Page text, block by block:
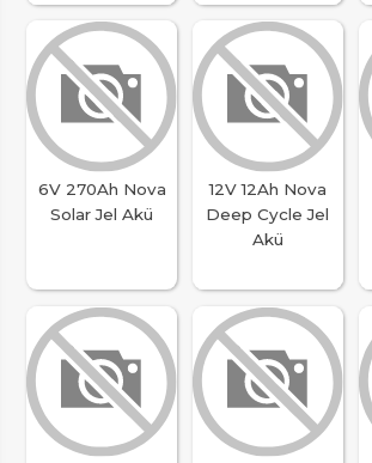
6V 270Ah Nova
Solar Jel Akü
12V 12Ah Nova
Deep Cycle Jel
Akü